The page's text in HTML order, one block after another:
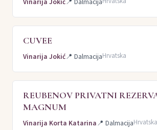
CUVEE
Vinarija Jokić📍 DalmacijaHrvatska
REUBENOV PRIVATNI
MAGNUM
Vinarija Korta Katarina📍 DalmacijaHrvatska